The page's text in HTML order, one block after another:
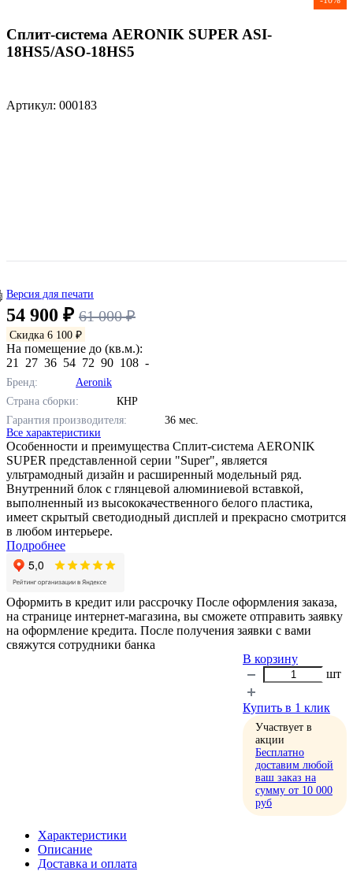
Сплит-система AERONIK SUPER ASI-
18HS5/ASO-18HS5
Артикул: 000183
Версия для печати
54 900 ₽ 61 000 ₽
Скидка 6 100 ₽
На помещение до (кв.м.):
21
27 36 54 72 90 108 -
Бренд:
Aeronik
Страна сборки:
КНР
Гарантия производителя:
36 мес.
Все характеристики
Особенности и преимущества Сплит-система AERONIK
SUPER представленной серии "Super", является
ультрамодный дизайн и расширенный модельный ряд.
Внутренний блок с глянцевой алюминиевой вставкой,
выполненный из высококачественного белого пластика,
имеет скрытый светодиодный дисплей и прекрасно смотрится
в любом интерьере.
Подробнее
Оформить в кредит или рассрочку После оформления заказа,
на странице интернет-магазина, вы сможете отправить заявку
на оформление кредита. После получения заявки с вами
свяжутся сотрудники банка
В корзину
шт
Купить в 1 клик
Участвует в
акции
Бесплатно
доставим любой
ваш заказ на
сумму от 10 000
руб
Характеристики
Описание
Доставка и оплата